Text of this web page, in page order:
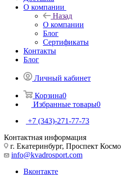
О компании
Назад
О компании
Блог
Сертификаты
Контакты
Блог
Личный кабинет
Корзина0
Избранные товары0
+7 (343)-271-77-73
Контактная информация
г. Екатеринбург, Проспект
info@kvadrosport.com
Вконтакте